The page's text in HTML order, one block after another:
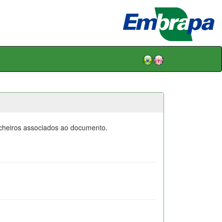
associados ao documento.